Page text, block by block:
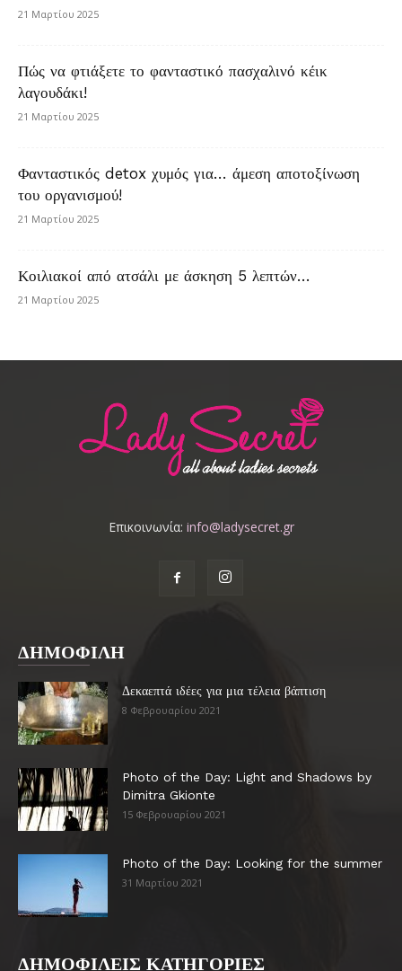
21 Μαρτίου 2025
Πώς να φτιάξετε το φανταστικό πασχαλινό κέικ
λαγουδάκι!
21 Μαρτίου 2025
Φανταστικός detox χυμός για… άμεση αποτοξίνωση
του οργανισμού!
21 Μαρτίου 2025
Κοιλιακοί από ατσάλι με άσκηση 5 λεπτών…
21 Μαρτίου 2025
Επικοινωνία: info@ladysecret.gr
ΔΗΜΟΦΙΛΗ
Δεκαεπτά ιδέες για μια τέλεια βάπτιση
8 Φεβρουαρίου 2021
Photo of the Day: Light and Shadows by
Dimitra Gkionte
15 Φεβρουαρίου 2021
Photo of the Day: Looking for the summer
31 Μαρτίου 2021
ΔΗΜΟΦΙΛΕΙΣ ΚΑΤΗΓΟΡΙΕΣ